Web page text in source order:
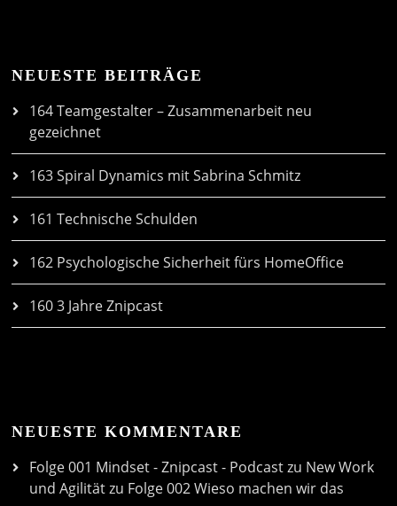
NEUESTE BEITRÄGE
164 Teamgestalter – Zusammenarbeit neu
gezeichnet
163 Spiral Dynamics mit Sabrina Schmitz
161 Technische Schulden
162 Psychologische Sicherheit fürs HomeOffice
160 3 Jahre Znipcast
NEUESTE KOMMENTARE
Folge 001 Mindset - Znipcast - Podcast zu New Work
und Agilitätzu Folge 002 Wieso machen wir das